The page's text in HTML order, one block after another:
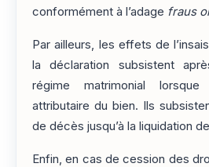
conformément à l’adage fraus
Par ailleurs, les effets de
la déclaration subsistent
régime matrimonial lorsque
attributaire du bien. Ils
de décès jusqu’à la liquidation
Enfin, en cas de cession des